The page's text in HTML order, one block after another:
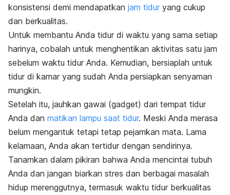
konsistensi demi mendapatkan jam tidur yang cukup
dan berkualitas.
Untuk membantu Anda tidur di waktu yang sama setiap
harinya, cobalah untuk menghentikan aktivitas satu jam
sebelum waktu tidur Anda. Kemudian, bersiaplah untuk
tidur di kamar yang sudah Anda persiapkan senyaman
mungkin.
Setelah itu, jauhkan gawai (gadget) dari tempat tidur
Anda dan matikan lampu saat tidur. Meski Anda merasa
belum mengantuk tetapi tetap pejamkan mata. Lama
kelamaan, Anda akan tertidur dengan sendirinya.
Tanamkan dalam pikiran bahwa Anda mencintai tubuh
Anda dan jangan biarkan stres dan berbagai masalah
hidup merenggutnya, termasuk waktu tidur berkualitas